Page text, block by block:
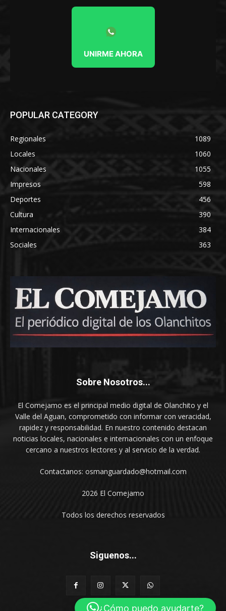
UNIRME AHORA
POPULAR CATEGORY
Regionales
1089
Locales
1060
Nacionales
1055
Impresos
598
Deportes
456
Cultura
390
Internacionales
384
Sociales
363
Sobre Nosotros...
El Comejamo es el principal medio digital de Olanchito y el
Valle del Aguan, comprometido con informar con veracidad,
rapidez y responsabilidad. En nuestro contenido destacan
noticias locales, nacionales e internacionales con un enfoque
cercano a nuestros lectores y al servicio de la verdad.
Contactanos: osmanguardado@hotmail.com
2026 El Comejamo
Todos los derechos reservados
Siguenos...
¿Cómo puedo ayudarte?